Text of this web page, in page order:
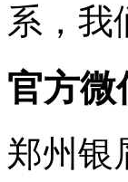
系，我
官方微
郑州银